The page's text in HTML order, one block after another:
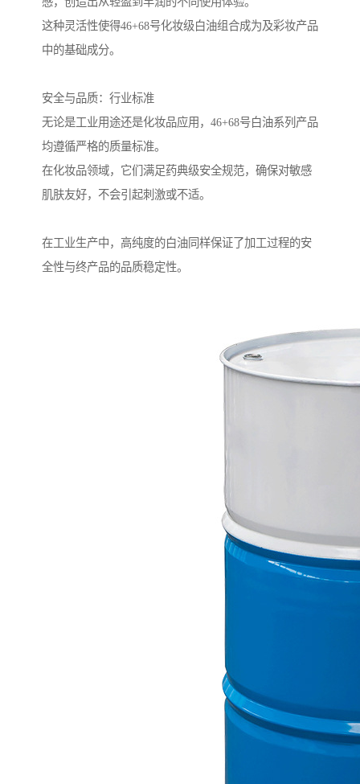
这种灵活性使得46+68号化妆级白油组合成为及彩妆产品
中的基础成分。
安全与品质：行业标准
无论是工业用途还是化妆品应用，46+68号白油系列产品
均遵循严格的质量标准。
在化妆品领域，它们满足药典级安全规范，确保对敏感
肌肤友好，不会引起刺激或不适。
在工业生产中，高纯度的白油同样保证了加工过程的安
全性与终产品的品质稳定性。